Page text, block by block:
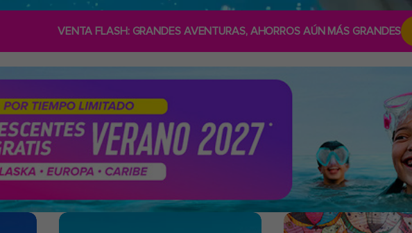
VENTA FLASH: GRANDES AVENTURAS, AHORROS AÚN MÁS GRANDES